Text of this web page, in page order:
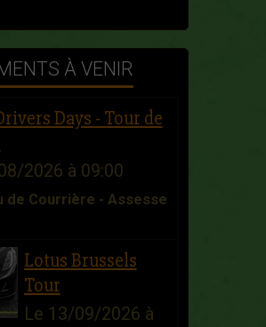
À VENIR
Days - Tour de
2026 à 09:00
de Courrière - Assesse
Lotus Brussels
Tour
Le 13/09/2026 à